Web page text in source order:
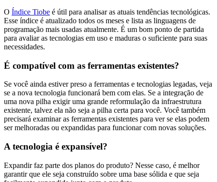
O Índice Tiobe é útil para analisar as atuais tendências tecnológicas.
Esse índice é atualizado todos os meses e lista as linguagens de
programação mais usadas atualmente. É um bom ponto de partida
para avaliar as tecnologias em uso e maduras o suficiente para suas
necessidades.
É compatível com as ferramentas existentes?
Se você ainda estiver preso a ferramentas e tecnologias legadas, veja
se a nova tecnologia funcionará bem com elas. Se a integração de
uma nova pilha exigir uma grande reformulação da infraestrutura
existente, talvez ela não seja a pilha certa para você. Você também
precisará examinar as ferramentas existentes para ver se elas podem
ser melhoradas ou expandidas para funcionar com novas soluções.
A tecnologia é expansível?
Expandir faz parte dos planos do produto? Nesse caso, é melhor
garantir que ele seja construído sobre uma base sólida e que seja